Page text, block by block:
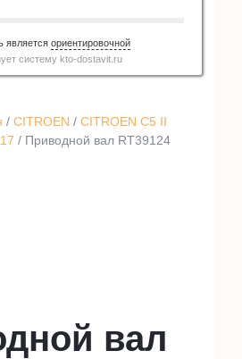
/ CITROEN / CITROEN C5 II
/ Приводной вал RT39124
вал
является ориентировочной
систему kto-dostavit.ru